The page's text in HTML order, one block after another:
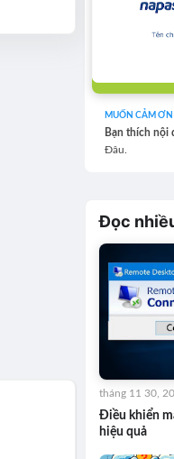
MUỐN CẢM ƠN
Bạn thích nội
Đâu.
Đọc
Điều khiển
hiệu quả
tháng 11 30,